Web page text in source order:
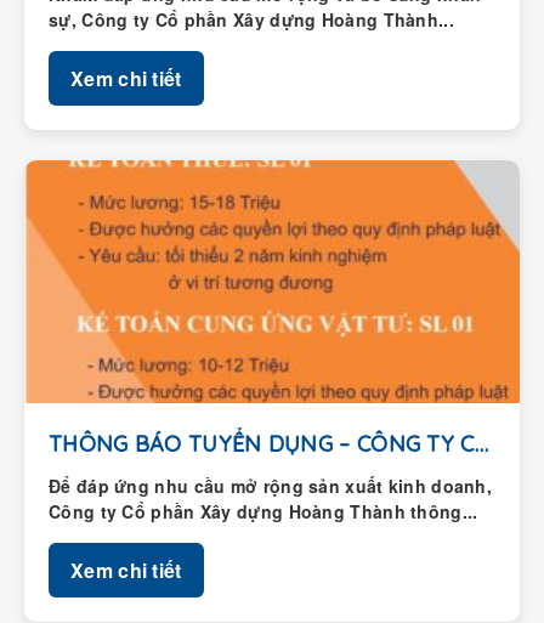
Xem chi tiết
THÔNG BÁO TUYỂN DỤNG – CÔNG TY CỔ...
Để đáp ứng nhu cầu mở rộng sản xuất kinh doanh,
Công ty Cổ phần Xây dựng Hoàng Thành thông...
Xem chi tiết